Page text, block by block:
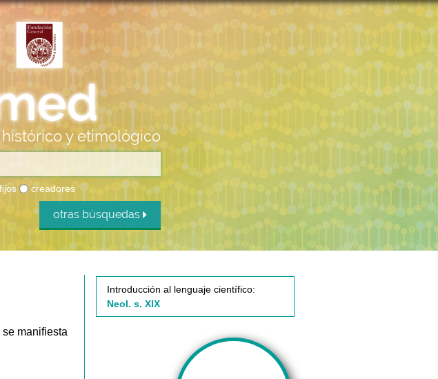
y etimológico
creadores
otras búsquedas
se manifiesta
Introducción al lenguaje científico:
Neol. s. XIX